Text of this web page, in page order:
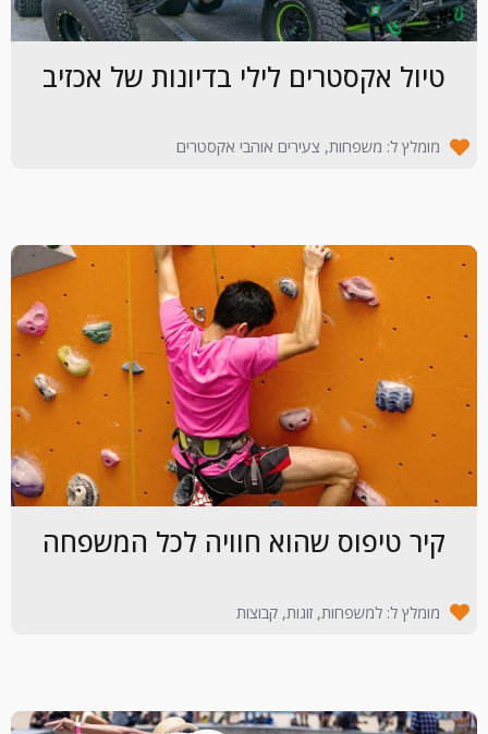
טיול אקסטרים לילי בדיונות של אכזיב
מומלץ ל: משפחות, צעירים אוהבי אקסטרים
קיר טיפוס שהוא חוויה לכל המשפחה
מומלץ ל: למשפחות, זוגות, קבוצות